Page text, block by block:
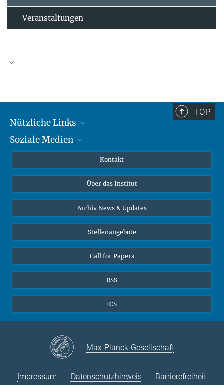
Veranstaltungen
TOP
Nützliche Links
MMG Alumni Corner
Interviews zum Thema "Diversity"
Soziale Medien
Kontakt
Über das Institut
Archiv News & Updates
Stellenangebote
Call for Papers
RSS
ICS
Max-Planck-Gesellschaft
Impressum Datenschutzhinweis Barrierefreiheit